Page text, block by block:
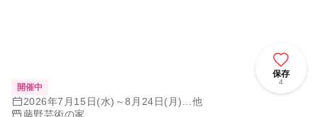
保存
4
開催中
2026年7月15日(水)～8月24日(月)...他
藤野芸術の家